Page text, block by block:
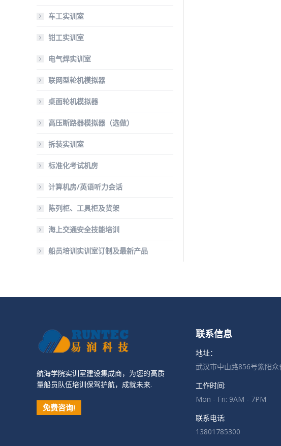
车工实训室
钳工实训室
电气焊实训室
联网型轮机模拟器
桌面轮机模拟器
高压断路器模拟器（选做）
拆装实训室
标准化考试机房
计算机房/英语听力会话
陈列柜、工具柜及货架
海上交通安全技能培训
船员培训实训室订制及最新产品
航海学院实训室建设集成商，为您的高质
量船员队伍培训保驾护航，成就未来.
免费咨询!
联系信息
地址：
武汉市中山路856号紫阳众
工作时间:
Mon - Fri: 9AM - 7PM
联系电话:
13801785300